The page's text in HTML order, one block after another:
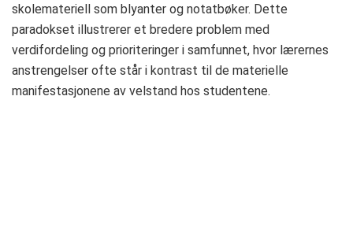
skolemateriell som blyanter og notatbøker. Dette
paradokset illustrerer et bredere problem med
verdifordeling og prioriteringer i samfunnet, hvor lærernes
anstrengelser ofte står i kontrast til de materielle
manifestasjonene av velstand hos studentene.